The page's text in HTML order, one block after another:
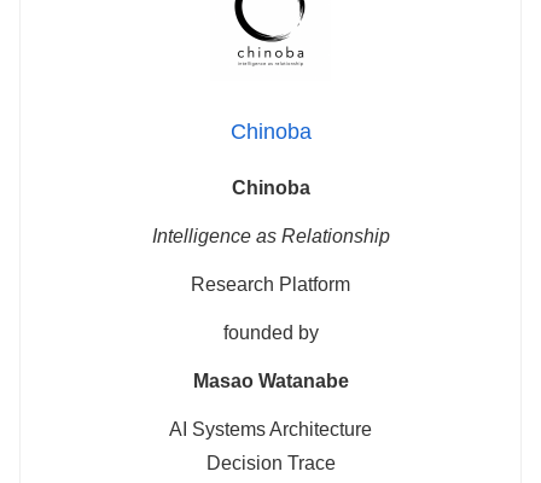
Chinoba
Chinoba
Intelligence as Relationship
Research Platform
founded by
Masao Watanabe
AI Systems Architecture
Decision Trace